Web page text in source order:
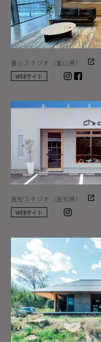
富山スタジオ（富山県）
WEBサイト Instagram
高知スタジオ（高知県）
WEBサイト